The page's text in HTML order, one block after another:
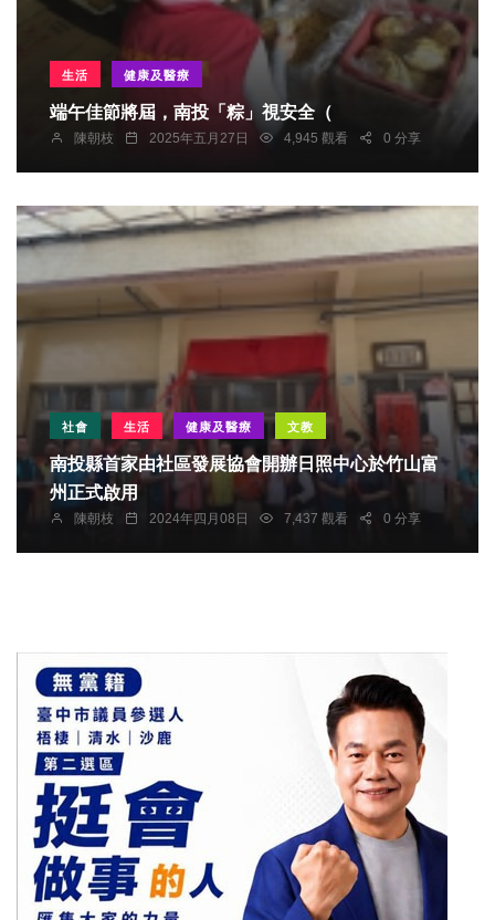
生活 健康及醫療
端午佳節將屆，南投「粽」視安全（
陳朝枝 2025年五月27日 4,945 觀看 0 分享
社會 生活 健康及醫療 文教
南投縣首家由社區發展協會開辦日照中心於竹山富
州正式啟用
陳朝枝 2024年四月08日 7,437 觀看 0 分享